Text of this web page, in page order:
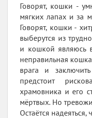
Говорят, кошки -
мягких лапах и за
Говорят, кошки -
выберутся из
и кошкой являюсь
неправильная
врага и
предстоит
храмовника и его
мёртвых. Но
Остаётся надеяться,